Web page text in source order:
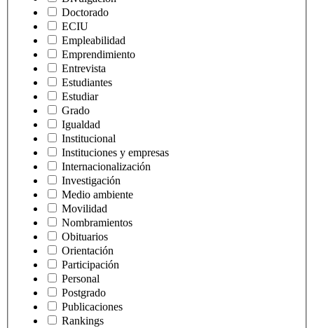
Doctorado
ECIU
Empleabilidad
Emprendimiento
Entrevista
Estudiantes
Estudiar
Grado
Igualdad
Institucional
Instituciones y empresas
Internacionalización
Investigación
Medio ambiente
Movilidad
Nombramientos
Obituarios
Orientación
Participación
Personal
Postgrado
Publicaciones
Rankings